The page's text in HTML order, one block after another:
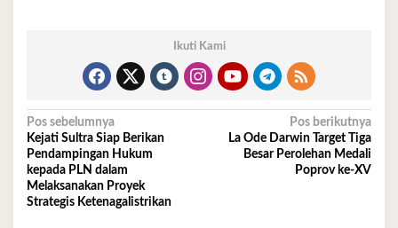
Ikuti Kami
Navigasi
pos
Pos sebelumnya
Kejati Sultra Siap Berikan
Pendampingan Hukum
kepada PLN dalam
Melaksanakan Proyek
Strategis Ketenagalistrikan
Pos berikutnya
La Ode Darwin Target Tiga
Besar Perolehan Medali
Poprov ke-XV